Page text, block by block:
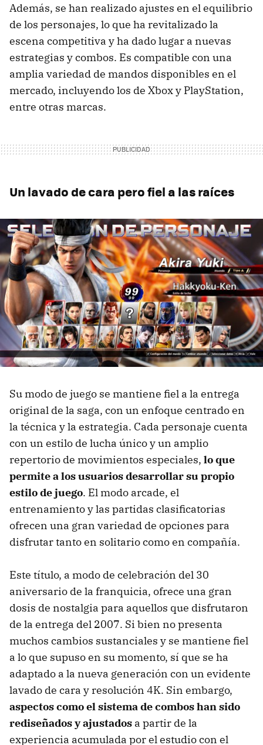
Además, se han realizado ajustes en el equilibrio
de los personajes, lo que ha revitalizado la
escena competitiva y ha dado lugar a nuevas
estrategias y combos. Es compatible con una
amplia variedad de mandos disponibles en el
mercado, incluyendo los de Xbox y PlayStation,
entre otras marcas.
Un lavado de cara pero fiel a las raíces
Su modo de juego se mantiene fiel a la entrega
original de la saga, con un enfoque centrado en
la técnica y la estrategia. Cada personaje cuenta
con un estilo de lucha único y un amplio
repertorio de movimientos especiales, lo que
permite a los usuarios desarrollar su propio
estilo de juego. El modo arcade, el
entrenamiento y las partidas clasificatorias
ofrecen una gran variedad de opciones para
disfrutar tanto en solitario como en compañía.
Este título, a modo de celebración del 30
aniversario de la franquicia, ofrece una gran
dosis de nostalgia para aquellos que disfrutaron
de la entrega del 2007. Si bien no presenta
muchos cambios sustanciales y se mantiene fiel
a lo que supuso en su momento, sí que se ha
adaptado a la nueva generación con un evidente
lavado de cara y resolución 4K. Sin embargo,
aspectos como el sistema de combos han sido
rediseñados y ajustados a partir de la
experiencia acumulada por el estudio con el